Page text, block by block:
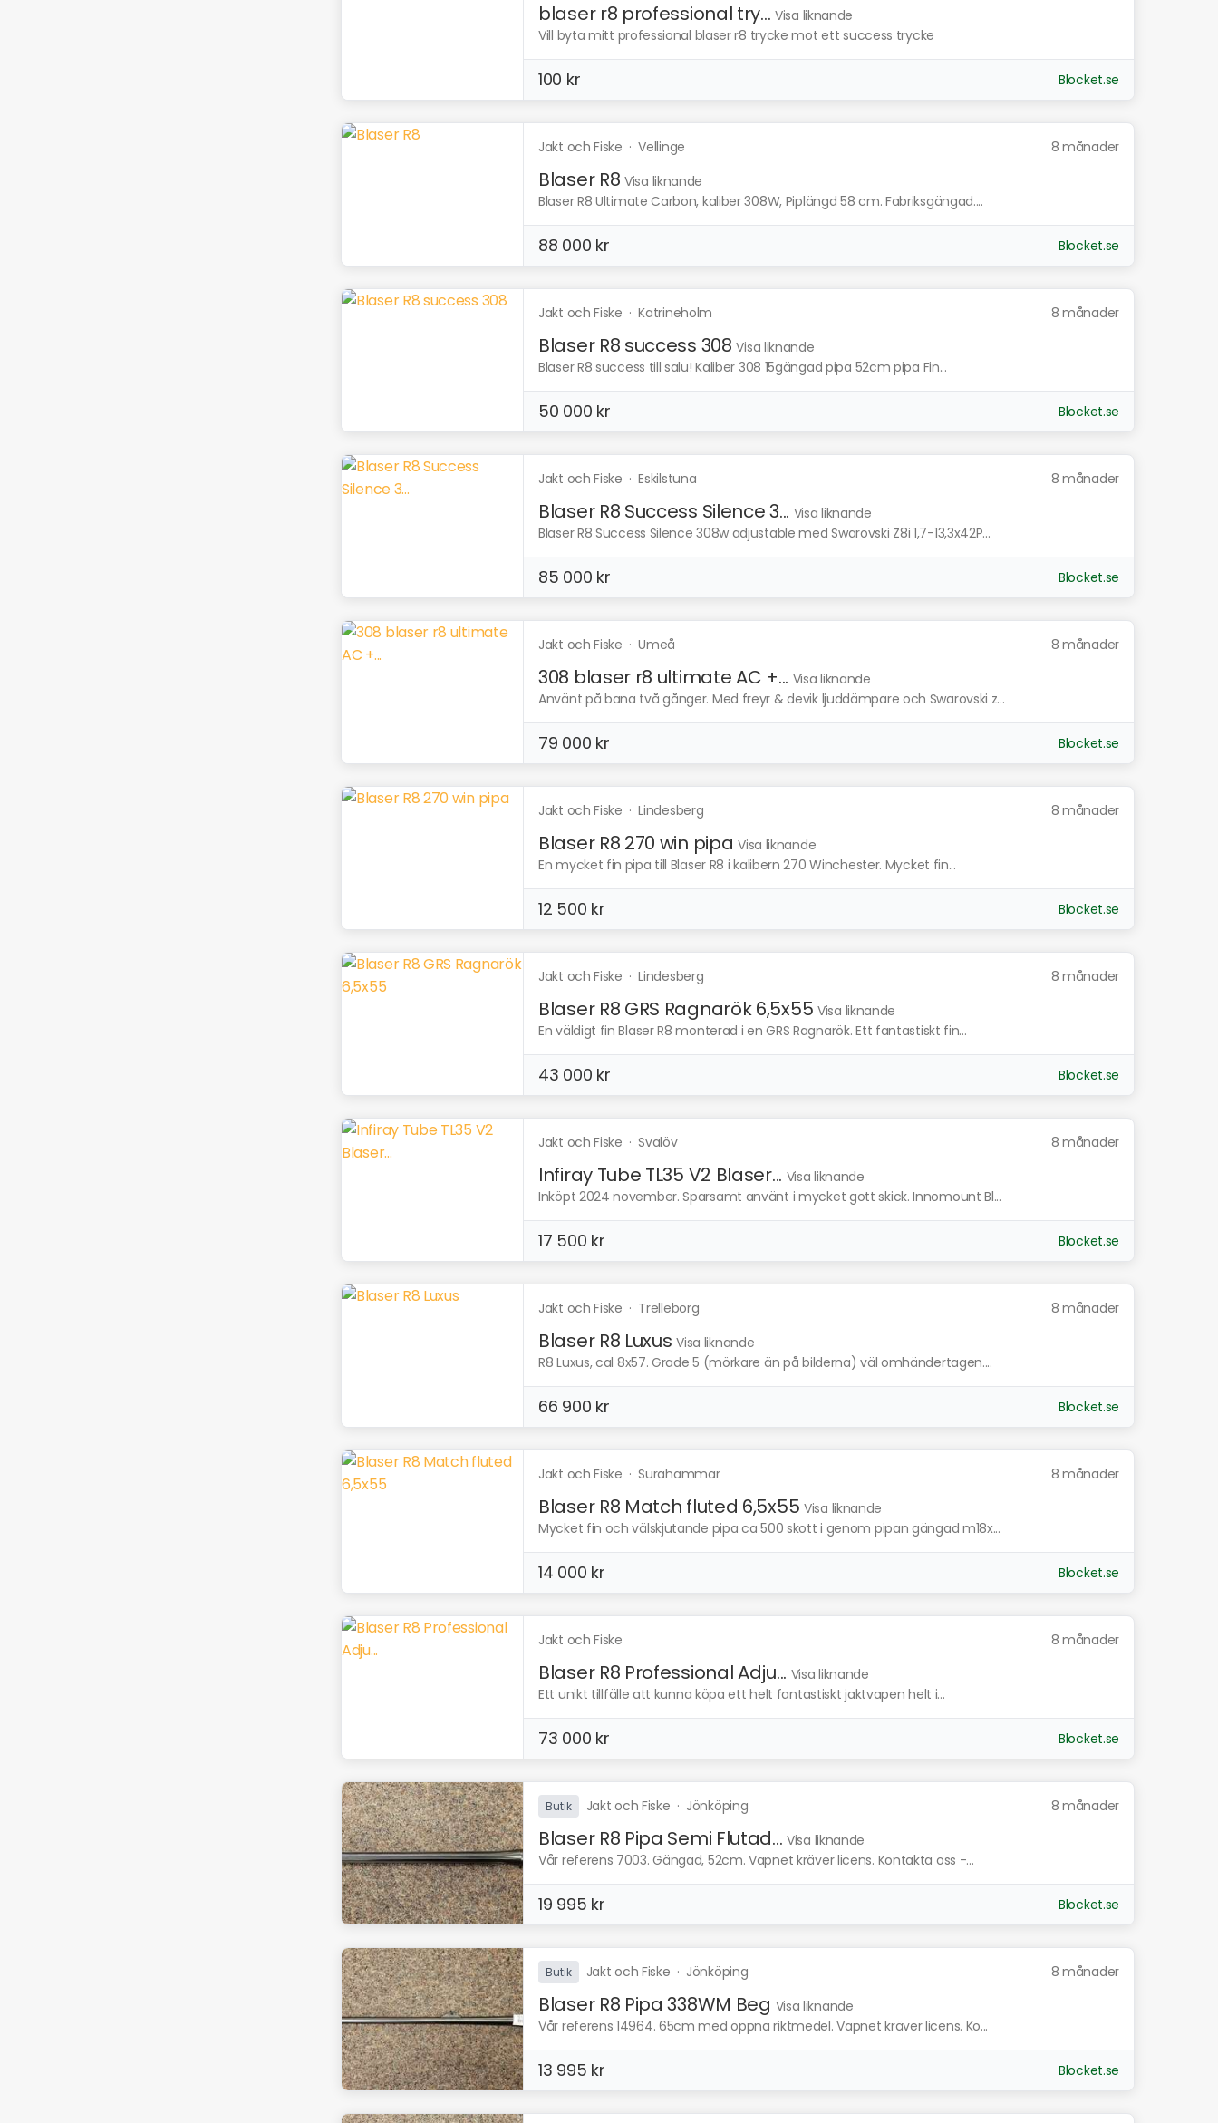
blaser r8 professional try... Visa liknande
Vill byta mitt professional blaser r8 trycke mot ett success trycke
100 kr Blocket.se
Jakt och Fiske ·Vellinge 8 månader
Blaser R8 Visa liknande
Blaser R8 Ultimate Carbon, kaliber 308W, Piplängd 58 cm. Fabriksgängad....
88 000 kr Blocket.se
Jakt och Fiske ·Katrineholm 8 månader
Blaser R8 success 308 Visa liknande
Blaser R8 success till salu! Kaliber 308 15gängad pipa 52cm pipa Fin...
50 000 kr Blocket.se
Jakt och Fiske ·Eskilstuna 8 månader
Blaser R8 Success Silence 3... Visa liknande
Blaser R8 Success Silence 308w adjustable med Swarovski Z8i 1,7-13,3x42P...
85 000 kr Blocket.se
Jakt och Fiske ·Umeå 8 månader
308 blaser r8 ultimate AC +... Visa liknande
Använt på bana två gånger. Med freyr & devik ljuddämpare och Swarovski z...
79 000 kr Blocket.se
Jakt och Fiske ·Lindesberg 8 månader
Blaser R8 270 win pipa Visa liknande
En mycket fin pipa till Blaser R8 i kalibern 270 Winchester. Mycket fin...
12 500 kr Blocket.se
Jakt och Fiske ·Lindesberg 8 månader
Blaser R8 GRS Ragnarök 6,5x55 Visa liknande
En väldigt fin Blaser R8 monterad i en GRS Ragnarök. Ett fantastiskt fin...
43 000 kr Blocket.se
Jakt och Fiske ·Svalöv 8 månader
Infiray Tube TL35 V2 Blaser... Visa liknande
Inköpt 2024 november. Sparsamt använt i mycket gott skick. Innomount Bl...
17 500 kr Blocket.se
Jakt och Fiske · Trelleborg 8 månader
Blaser R8 Luxus Visa liknande
R8 Luxus, cal 8x57. Grade 5 (mörkare än på bilderna) väl omhändertagen....
66 900 kr Blocket.se
Jakt och Fiske ·Surahammar 8 månader
Blaser R8 Match fluted 6,5x55 Visa liknande
Mycket fin och välskjutande pipa ca 500 skott i genom pipan gängad m18x...
14 000 kr Blocket.se
Jakt och Fiske 8 månader
Blaser R8 Professional Adju... Visa liknande
Ett unikt tillfälle att kunna köpa ett helt fantastiskt jaktvapen helt i...
73 000 kr Blocket.se
Butik Jakt och Fiske · Jönköping 8 månader
Blaser R8 Pipa Semi Flutad... Visa liknande
Vår referens 7003. Gängad, 52cm. Vapnet kräver licens. Kontakta oss -...
19 995 kr Blocket.se
Butik Jakt och Fiske · Jönköping 8 månader
Blaser R8 Pipa 338WM Beg Visa liknande
Vår referens 14964. 65cm med öppna riktmedel. Vapnet kräver licens. Ko...
13 995 kr Blocket.se